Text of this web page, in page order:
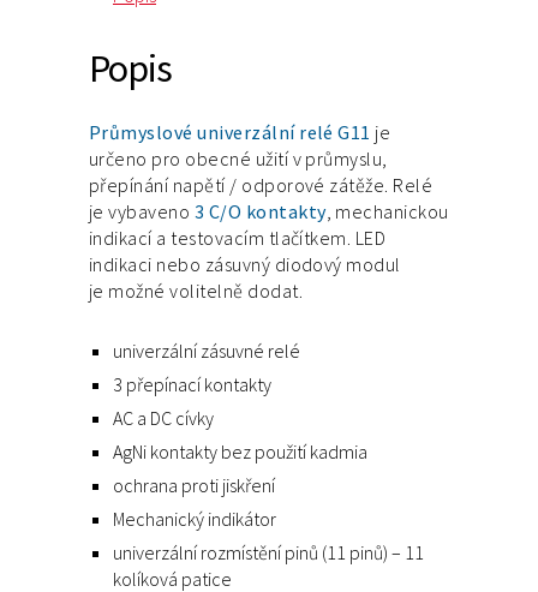
Popis
Průmyslové univerzální relé G11 je
určeno pro obecné užití v průmyslu,
přepínání napětí / odporové zátěže. Relé
je vybaveno 3 C/O kontakty, mechanickou
indikací a testovacím tlačítkem. LED
indikaci nebo zásuvný diodový modul
je možné volitelně dodat.
univerzální zásuvné relé
3 přepínací kontakty
AC a DC cívky
AgNi kontakty bez použití kadmia
ochrana proti jiskření
Mechanický indikátor
univerzální rozmístění pinů (11 pinů) – 11
kolíková patice